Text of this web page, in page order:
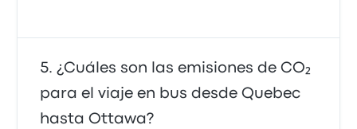
¿Cuáles son las emisiones de CO₂
para el viaje en bus desde Quebec
hasta Ottawa?